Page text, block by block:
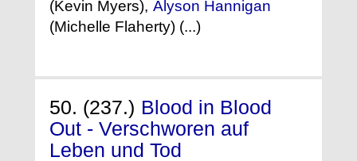
(Kevin Myers), Alyson Hannigan
(Michelle Flaherty) (...)
50. (237.) Blood in Blood
Out - Verschworen auf
Leben und Tod